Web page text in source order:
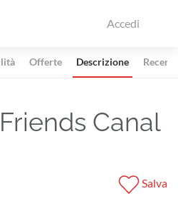
Accedi
Offerte Descrizione
Canal
Salva